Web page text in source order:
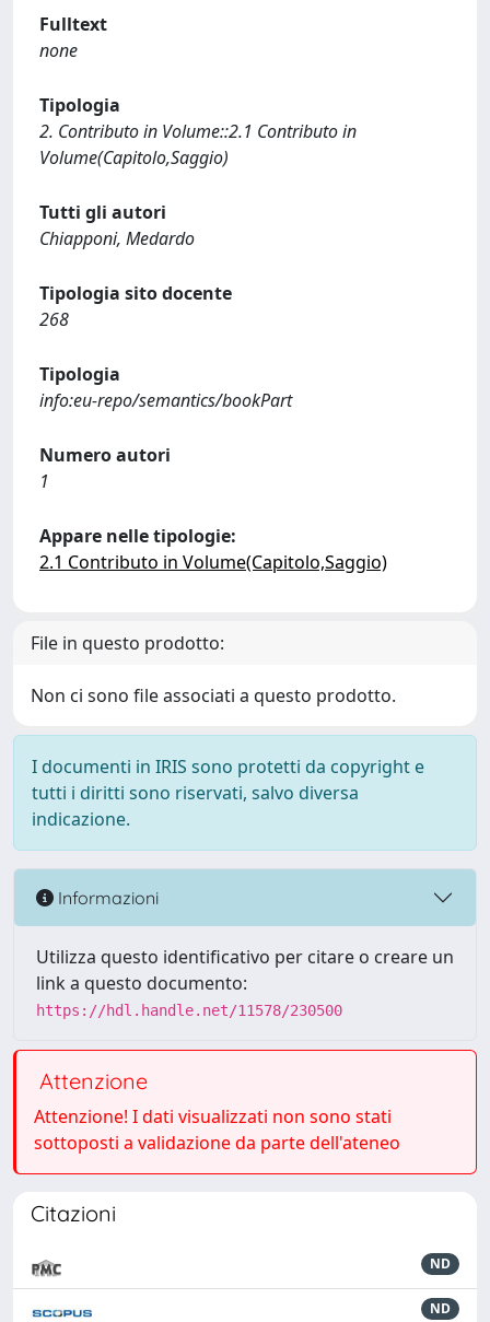
Fulltext
none
Tipologia
2. Contributo in Volume::2.1 Contributo in
Volume(Capitolo,Saggio)
Tutti gli autori
Chiapponi, Medardo
Tipologia sito docente
268
Tipologia
info:eu-repo/semantics/bookPart
Numero autori
1
Appare nelle tipologie:
2.1 Contributo in Volume(Capitolo,Saggio)
File in questo prodotto:
Non ci sono file associati a questo prodotto.
I documenti in IRIS sono protetti da copyright e
tutti i diritti sono riservati, salvo diversa
indicazione.
Informazioni
Utilizza questo identificativo per citare o creare un
link a questo documento:
https://hdl.handle.net/11578/230500
Attenzione
Attenzione! I dati visualizzati non sono stati
sottoposti a validazione da parte dell'ateneo
Citazioni
ND
ND